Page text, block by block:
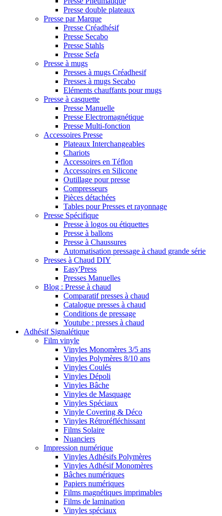
Presse double plateaux
Presse par Marque
Presse Créadhésif
Presse Secabo
Presse Stahls
Presse Sefa
Presse à mugs
Presses à mugs Créadhesif
Presses à mugs Secabo
Eléments chauffants pour mugs
Presse à casquette
Presse Manuelle
Presse Electromagnétique
Presse Multi-fonction
Accessoires Presse
Plateaux Interchangeables
Chariots
Accessoires en Téflon
Accessoires en Silicone
Outillage pour presse
Compresseurs
Pièces détachées
Tables pour Presses et rayonnage
Presse Spécifique
Presse à logos ou étiquettes
Presse à ballons
Presse à Chaussures
Automatisation pressage à chaud grande série
Presses à Chaud DIY
Easy'Press
Presses Manuelles
Blog : Presse à chaud
Comparatif presses à chaud
Catalogue presses à chaud
Conditions de pressage
Youtube : presses à chaud
Adhésif Signalétique
Film vinyle
Vinyles Monomères 3/5 ans
Vinyles Polymères 8/10 ans
Vinyles Coulés
Vinyles Dépoli
Vinyles Bâche
Vinyles de Masquage
Vinyles Spéciaux
Vinyle Covering & Déco
Vinyles Rétroréfléchissant
Films Solaire
Nuanciers
Impression numérique
Vinyles Adhésifs Polymères
Vinyles Adhésif Monomères
Bâches numériques
Papiers numériques
Films magnétiques imprimables
Films de lamination
Vinyles spéciaux